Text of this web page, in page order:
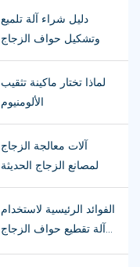
دليل شراء آلة تلميع
وتشكيل حواف الزجاج
لماذا تختار ماكينة تثقيب
الألومنيوم
آلات معالجة الزجاج
لمصانع الزجاج الحديثة
الفوائد الرئيسية لاستخدام
آلة تقطيع حواف الزجاج